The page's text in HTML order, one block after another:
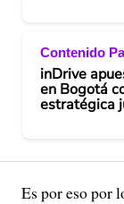
Contenido
inDrive
en Bogotá
estratégica
Es por eso por